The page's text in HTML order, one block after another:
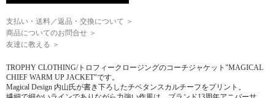
支払い・送料／返品・交換について ＞
商品についてのお問合せ ＞
友達に教える ＞
TROPHY CLOTHING/トロフィークロージングのコーチジャケット"MAGICAL
CHIEF WARM UP JACKET"です。
Magical Design 内山氏が書き下ろしたチベタンスカルチーフをプリント。